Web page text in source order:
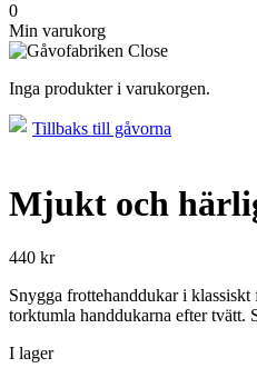
0
Min varukorg
Inga produkter i varukorgen.
Tillbaks till gåvorna
Mjukt och
440 kr
Snygga frottehanddukar i
torktumla handdukarna efter tvätt.
I lager